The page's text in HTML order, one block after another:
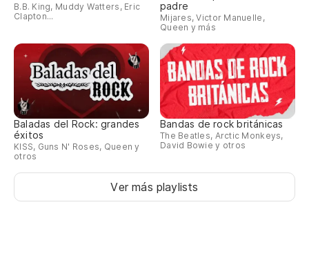
B.B. King, Muddy Watters, Eric
Clapton...
padre
Mijares, Victor Manuelle,
Queen y más
Baladas del Rock: grandes
éxitos
KISS, Guns N' Roses, Queen y
otros
Bandas de rock británicas
The Beatles, Arctic Monkeys,
David Bowie y otros
Ver más playlists